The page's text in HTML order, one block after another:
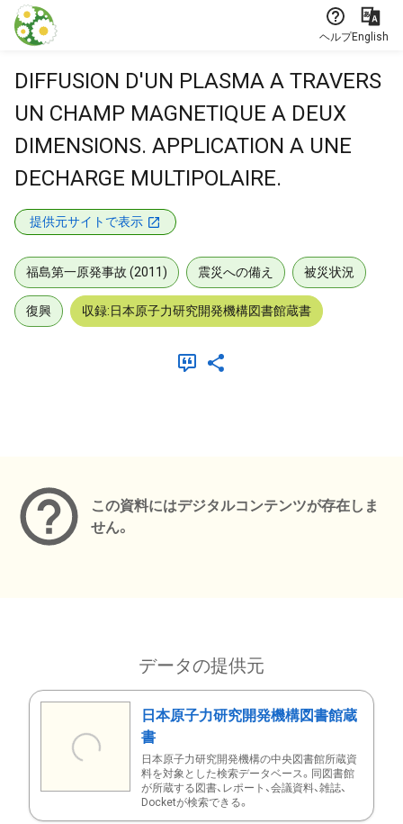
本文に飛ぶ
ヘルプEnglish
DIFFUSION D'UN PLASMA A TRAVERS
UN CHAMP MAGNETIQUE A DEUX
DIMENSIONS. APPLICATION A UNE
DECHARGE MULTIPOLAIRE.
提供元サイトで表示
福島第一原発事故 (2011) 震災への備え 被災状況
復興 収録:日本原子力研究開発機構図書館蔵書
この資料にはデジタルコンテンツが存在しま
せん。
データの提供元
日本原子力研究開発機構図書館蔵
書
日本原子力研究開発機構の中央図書館所蔵資
料を対象とした検索データベース。同図書館
が所蔵する図書、レポート、会議資料、雑誌、
Docketが検索できる。